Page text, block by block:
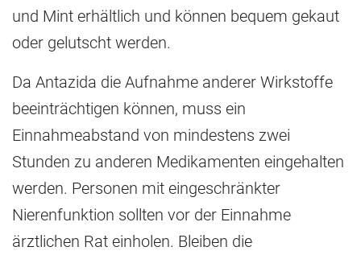
und Mint erhältlich und können bequem gekaut
oder gelutscht werden.
Da Antazida die Aufnahme anderer Wirkstoffe
beeinträchtigen können, muss ein
Einnahmeabstand von mindestens zwei
Stunden zu anderen Medikamenten eingehalten
werden. Personen mit eingeschränkter
Nierenfunktion sollten vor der Einnahme
ärztlichen Rat einholen. Bleiben die